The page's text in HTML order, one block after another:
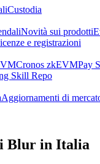
Custodia
Novità sui prodotti
e registrazioni
Cronos zkEVMPay
Skill Repo
Aggiornamenti di
Blur in Italia